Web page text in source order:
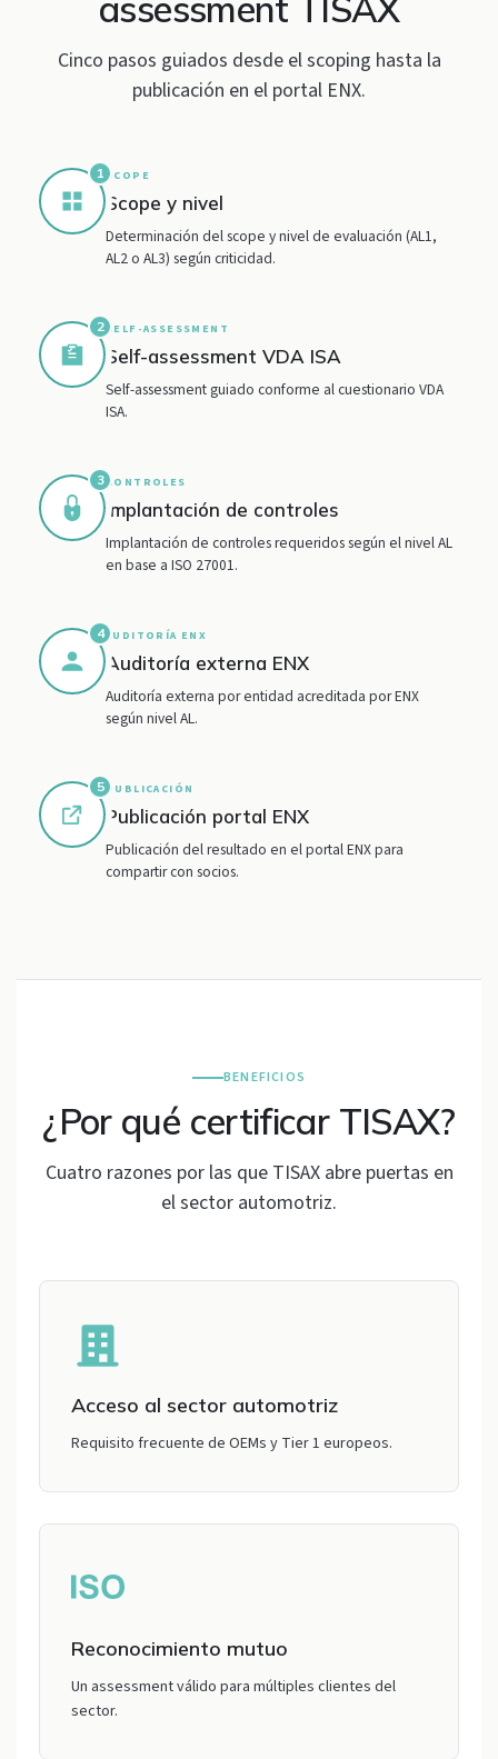
Cinco pasos guiados desde el scoping hasta la
publicación en el portal ENX.
1 SCOPE
Scope y nivel
Determinación del scope y nivel de evaluación (AL1,
AL2 o AL3) según criticidad.
2 SELF-ASSESSMENT
Self-assessment VDA ISA
Self-assessment guiado conforme al cuestionario VDA
ISA.
3 CONTROLES
Implantación de controles
Implantación de controles requeridos según el nivel AL
en base a ISO 27001.
4 AUDITORÍA ENX
Auditoría externa ENX
Auditoría externa por entidad acreditada por ENX
según nivel AL.
5 PUBLICACIÓN
Publicación portal ENX
Publicación del resultado en el portal ENX para
compartir con socios.
BENEFICIOS
¿Por qué certificar TISAX?
Cuatro razones por las que TISAX abre puertas en
el sector automotriz.
Acceso al sector automotriz
Requisito frecuente de OEMs y Tier 1 europeos.
Reconocimiento mutuo
Un assessment válido para múltiples clientes del
sector.